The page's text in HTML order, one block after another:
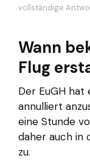
vollständige
Wann
Flug
Der EuGH hat
annulliert
eine Stunde
daher auch in
zu.